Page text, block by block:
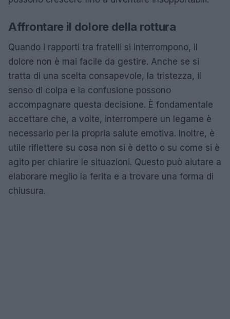
Affrontare il dolore della rottura
Quando i rapporti tra fratelli si interrompono, il
dolore non è mai facile da gestire. Anche se si
tratta di una scelta consapevole, la tristezza, il
senso di colpa e la confusione possono
accompagnare questa decisione. È fondamentale
accettare che, a volte, interrompere un legame è
necessario per la propria salute emotiva. Inoltre, è
utile riflettere su cosa non si è detto o su come si è
agito per chiarire le situazioni. Questo può aiutare a
elaborare meglio la ferita e a trovare una forma di
chiusura.